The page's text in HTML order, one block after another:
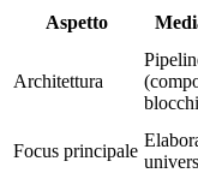
Aspetto
Architettura
Focus principale